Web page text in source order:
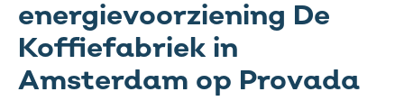
energievoorziening De
Koffiefabriek in
Amsterdam op Provada